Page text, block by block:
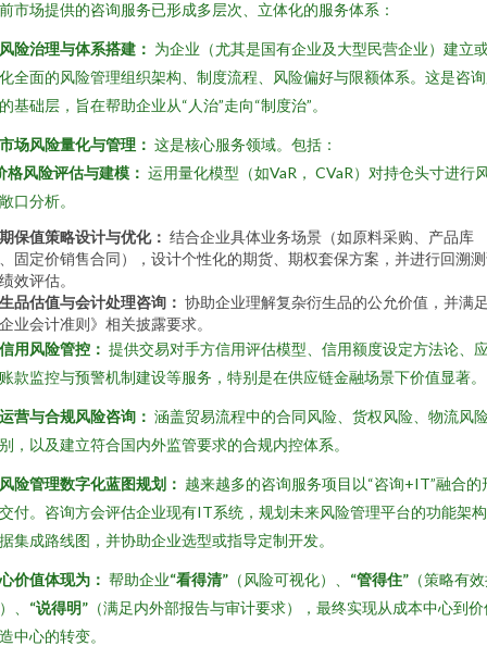
市场提供的咨询服务已形成多层次、立体化的服务体系：
险治理与体系搭建： 为企业（尤其是国有企业及大型民营企业）建立
全面的风险管理组织架构、制度流程、风险偏好与限额体系。这是咨
基础层，旨在帮助企业从“人治”走向“制度治”。
场风险量化与管理： 这是核心服务领域。包括：
格风险评估与建模： 运用量化模型（如VaR， CVaR）对持仓头寸进行
口分析。
保值策略设计与优化： 结合企业具体业务场景（如原料采购、产品库
固定价销售合同），设计个性化的期货、期权套保方案，并进行回溯
效评估。
品估值与会计处理咨询： 协助企业理解复杂衍生品的公允价值，并满
业会计准则》相关披露要求。
用风险管控： 提供交易对手方信用评估模型、信用额度设定方法论、
款监控与预警机制建设等服务，特别是在供应链金融场景下价值显著。
营与合规风险咨询： 涵盖贸易流程中的合同风险、货权风险、物流风
，以及建立符合国内外监管要求的合规内控体系。
险管理数字化蓝图规划： 越来越多的咨询服务项目以“咨询+IT”融合的
付。咨询方会评估企业现有IT系统，规划未来风险管理平台的功能架
集成路线图，并协助企业选型或指导定制开发。
价值体现为： 帮助企业“看得清” （风险可视化）、 “管得住” （策略有
、 “说得明” （满足内外部报告与审计要求），最终实现从成本中心到
中心的转变。